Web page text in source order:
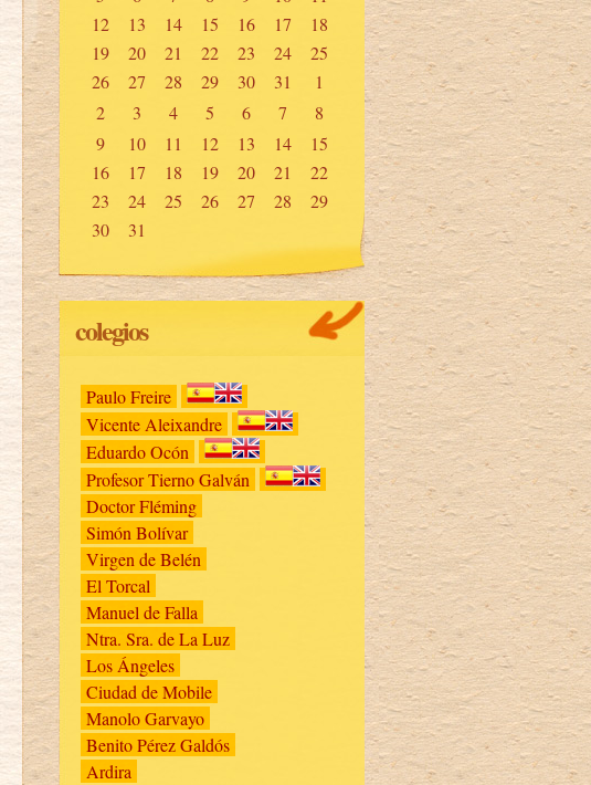
12
13 14 15 16 17
18
19
20 21 22 23 24
25
26
27 28 29 30 31
1
2
3 4 5 6 7
8
9
10 11 12 13 14
15
16
17 18 19 20 21
22
23
24 25 26 27 28
29
30
31
colegios
Paulo Freire
Vicente Aleixandre
Eduardo Ocón
Profesor Tierno Galván
Doctor Fléming
Simón Bolívar
Virgen de Belén
El Torcal
Manuel de Falla
Ntra. Sra. de La Luz
Los Ángeles
Ciudad de Mobile
Manolo Garvayo
Benito Pérez Galdós
Ardira